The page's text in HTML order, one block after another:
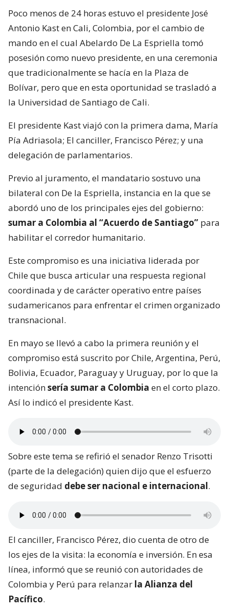
Poco menos de 24 horas estuvo el presidente José
Antonio Kast en Cali, Colombia, por el cambio de
mando en el cual Abelardo De La Espriella tomó
posesión como nuevo presidente, en una ceremonia
que tradicionalmente se hacía en la Plaza de
Bolívar, pero que en esta oportunidad se trasladó a
la Universidad de Santiago de Cali.
El presidente Kast viajó con la primera dama, María
Pía Adriasola; El canciller, Francisco Pérez; y una
delegación de parlamentarios.
Previo al juramento, el mandatario sostuvo una
bilateral con De la Espriella, instancia en la que se
abordó uno de los principales ejes del gobierno:
sumar a Colombia al “Acuerdo de Santiago” para
habilitar el corredor humanitario.
Este compromiso es una iniciativa liderada por
Chile que busca articular una respuesta regional
coordinada y de carácter operativo entre países
sudamericanos para enfrentar el crimen organizado
transnacional.
En mayo se llevó a cabo la primera reunión y el
compromiso está suscrito por Chile, Argentina, Perú,
Bolivia, Ecuador, Paraguay y Uruguay, por lo que la
intenciónsería sumar a Colombia en el corto plazo.
Así lo indicó el presidente Kast.
Sobre este tema se refirió el senador Renzo Trisotti
(parte de la delegación) quien dijo que el esfuerzo
de seguridad debe ser nacional e internacional.
El canciller, Francisco Pérez, dio cuenta de otro de
los ejes de la visita: la economía e inversión. En esa
línea, informó que se reunió con autoridades de
Colombia y Perú para relanzar la Alianza del
Pacífico.